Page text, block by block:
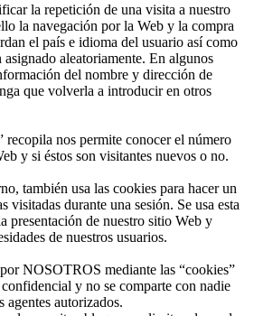
la repetición de una visita a nuestro
la navegación por la Web y la compra
el país e idioma del usuario así como
aleatoriamente. En algunos
del nombre y dirección de
que volverla a introducir en otros
recopila nos permite conocer el número
y si éstos son visitantes nuevos o no.
también usa las cookies para hacer un
visitadas durante una sesión. Se usa esta
presentación de nuestro sitio Web y
de nuestros usuarios.
NOSOTROS mediante las “cookies”
y no se comparte con nadie
agentes autorizados.